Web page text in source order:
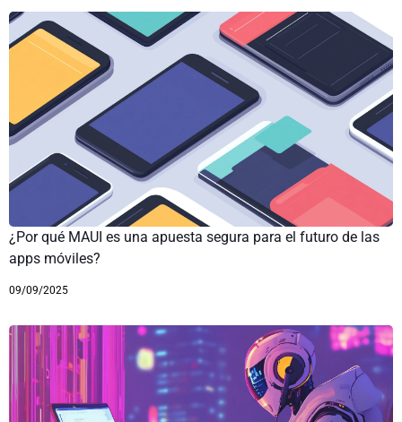
¿Por qué MAUI es una apuesta segura para el futuro de las
apps móviles?
09/09/2025